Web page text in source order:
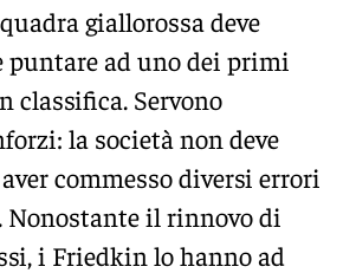
giallorossa deve
puntare ad uno dei primi
classifica. Servono
la società non deve
commesso diversi errori
Nonostante il rinnovo di
i Friedkin lo hanno ad